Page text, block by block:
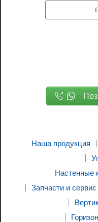
Наша продукция
Настенные
Запчасти и сервис